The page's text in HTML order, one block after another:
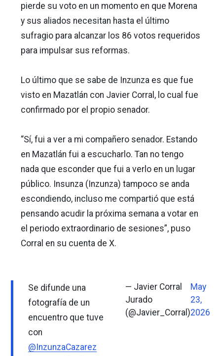
pierde su voto en un momento en que Morena
y sus aliados necesitan hasta el último
sufragio para alcanzar los 86 votos requeridos
para impulsar sus reformas.
Lo último que se sabe de Inzunza es que fue
visto en Mazatlán con Javier Corral, lo cual fue
confirmado por el propio senador.
“Sí, fui a ver a mi compañero senador. Estando
en Mazatlán fui a escucharlo. Tan no tengo
nada que esconder que fui a verlo en un lugar
público. Insunza (Inzunza) tampoco se anda
escondiendo, incluso me compartió que está
pensando acudir la próxima semana a votar en
el periodo extraordinario de sesiones”, puso
Corral en su cuenta de X.
Se difunde una
fotografía de un
encuentro que tuve
con
@InzunzaCazarez
— Javier Corral
Jurado
(@Javier_Corral)
May
23,
2026